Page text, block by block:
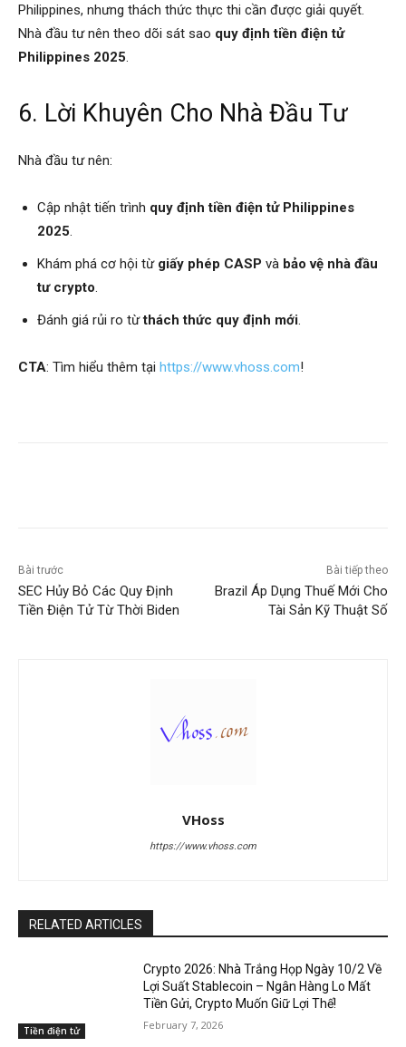
Philippines, nhưng thách thức thực thi cần được giải quyết.
Nhà đầu tư nên theo dõi sát sao quy định tiền điện tử
Philippines 2025.
6. Lời Khuyên Cho Nhà Đầu Tư
Nhà đầu tư nên:
Cập nhật tiến trình quy định tiền điện tử Philippines
2025.
Khám phá cơ hội từ giấy phép CASP và bảo vệ nhà đầu
tư crypto.
Đánh giá rủi ro từthách thức quy định mới.
CTA: Tìm hiểu thêm tại https://www.vhoss.com!
Bài trước
SEC Hủy Bỏ Các Quy Định
Tiền Điện Tử Từ Thời Biden
Bài tiếp theo
Brazil Áp Dụng Thuế Mới Cho
Tài Sản Kỹ Thuật Số
VHoss
https://www.vhoss.com
RELATED ARTICLES
Tiền điện tử
Crypto 2026: Nhà Trắng Họp Ngày 10/2 Về
Lợi Suất Stablecoin – Ngân Hàng Lo Mất
Tiền Gửi, Crypto Muốn Giữ Lợi Thế!
February 7, 2026